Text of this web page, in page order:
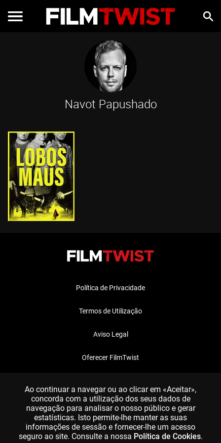
Navot Papushado
Política de Privacidade
Termos de Utilização
Aviso Legal
Oferecer FilmTwist
Ao continuar a navegar ou ao clicar em «Aceitar»,
concorda com a utilização dos seus dados de
navegação para analisar o nosso público e gerar
estatísticas. Isto permite-lhe manter as suas
informações de sessão e fornecer-lhe um acesso
seguro ao site. Consulte a nossa Política de Cookies.